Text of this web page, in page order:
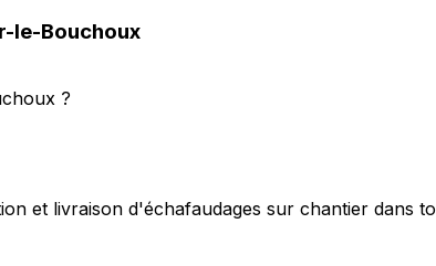
le-Bouchoux
?
et livraison d'échafaudages sur chantier dans